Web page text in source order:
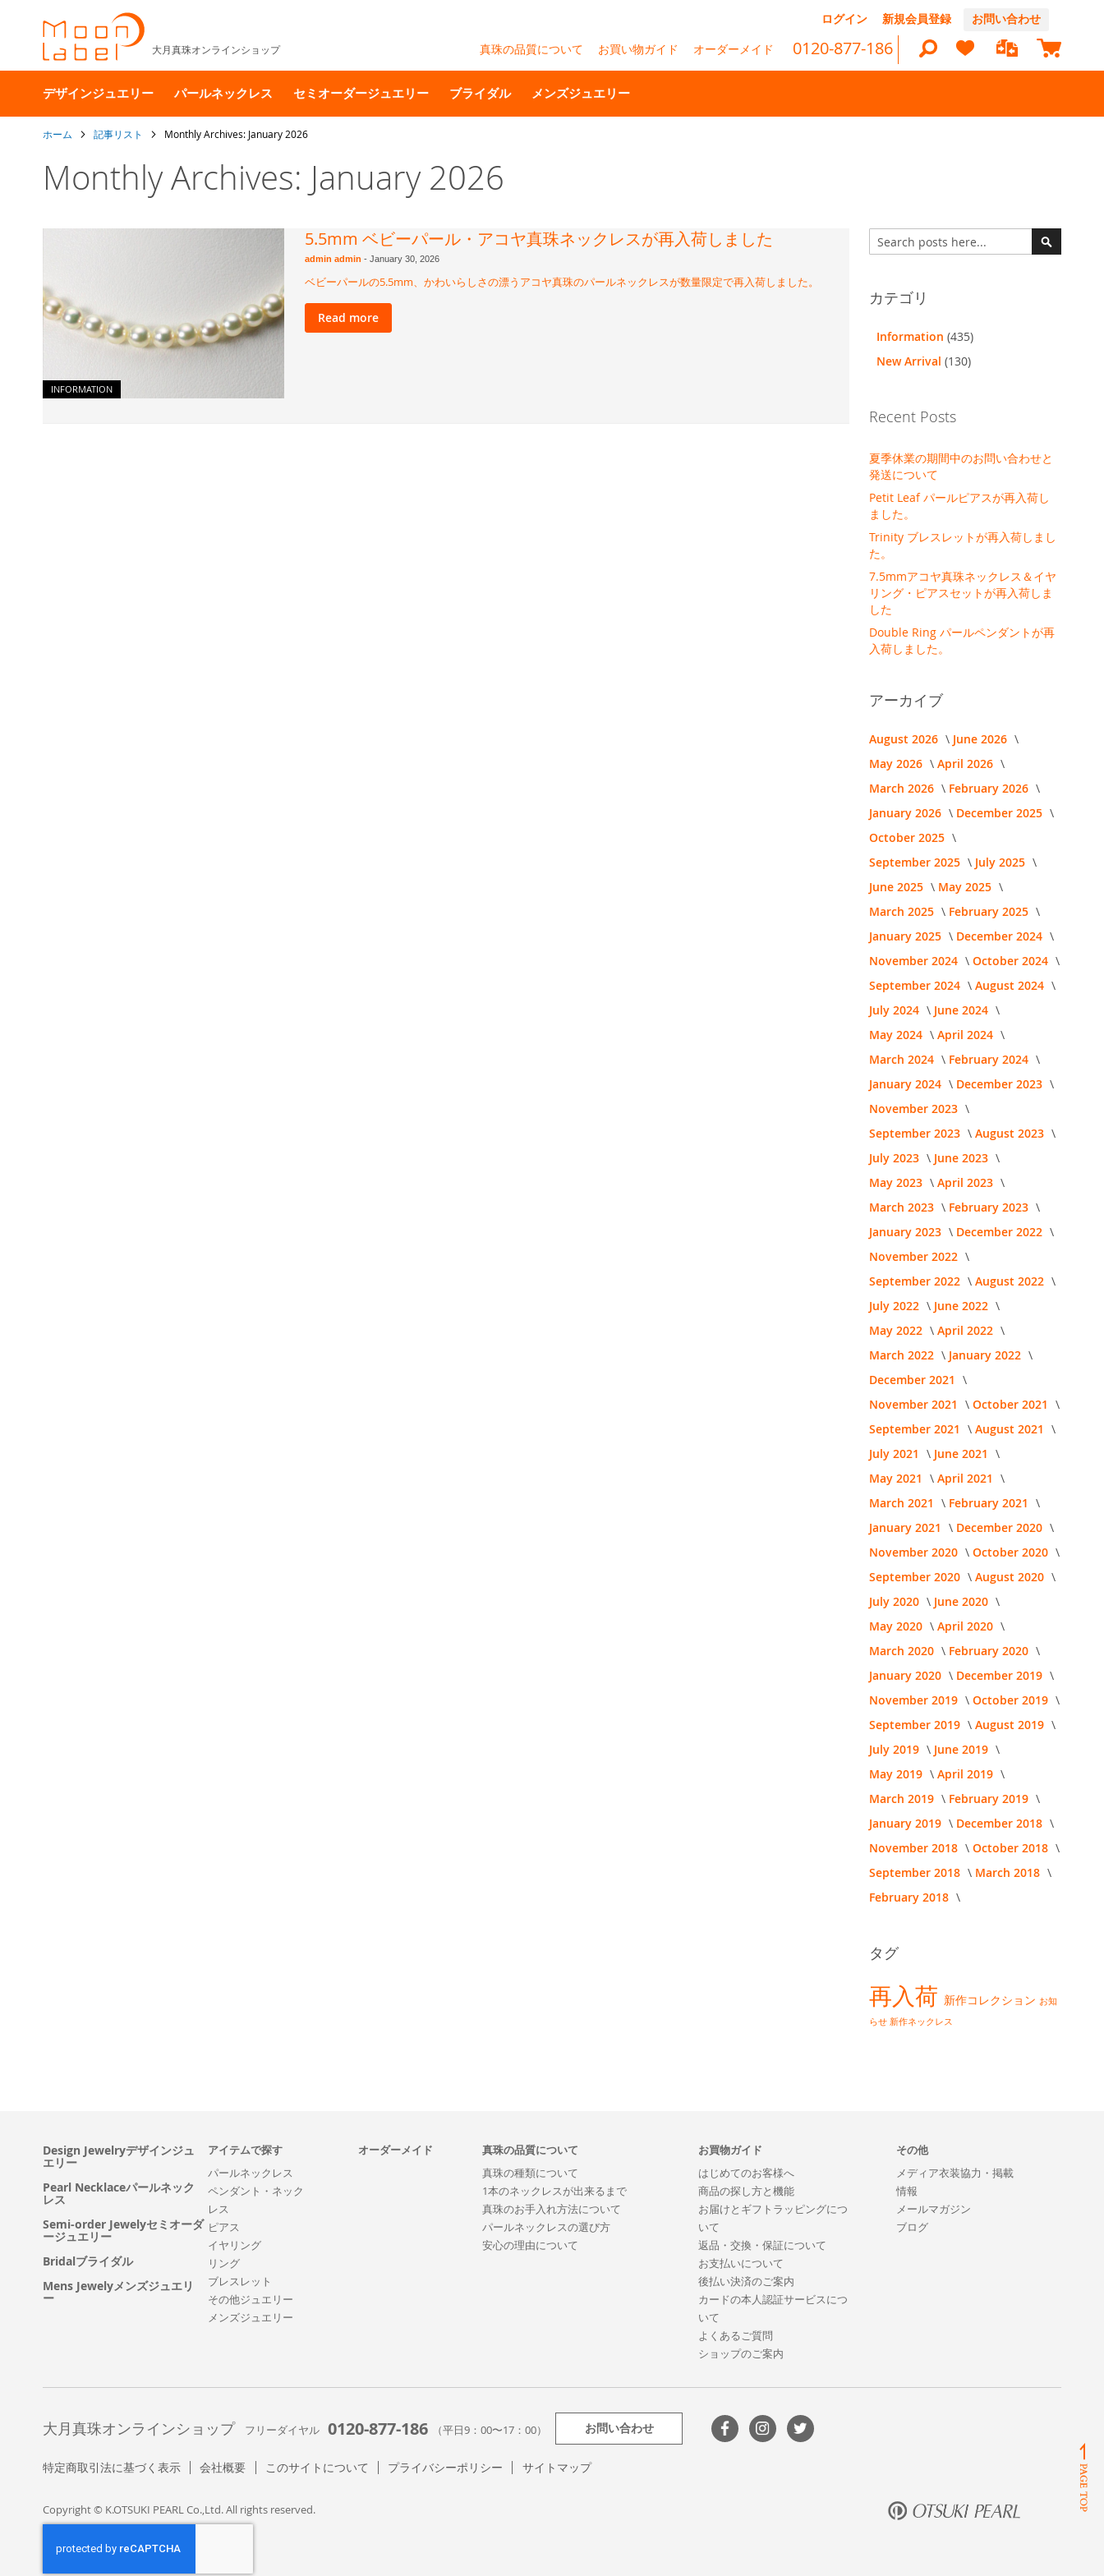
テ
ン
ツ
ログイン 新規会員登録 お問い合わせ
大月真珠オンラインショップ 真珠の品質について お買い物ガイド オーダーメイド 0120-877-186 マイカ
デザインジュエリー パールネックレス セミオーダージュエリー ブライダル メンズジュエリー
ホーム 記事リスト Monthly Archives: January 2026
Monthly Archives: January 2026
INFORMATION
5.5mm ベビーパール・アコヤ真珠ネックレスが再入荷しました
admin admin- January 30, 2026
ベビーパールの5.5mm、かわいらしさの漂うアコヤ真珠のパールネックレスが数量限定で再入荷しました。
Read more
検
索
カテゴリ
Information(435)
New Arrival(130)
Recent Posts
夏季休業の期間中のお問い合わせと
発送について
Petit Leaf パールピアスが再入荷し
ました。
Trinity ブレスレットが再入荷しまし
た。
7.5mmアコヤ真珠ネックレス＆イヤ
リング・ピアスセットが再入荷しま
した
Double Ring パールペンダントが再
入荷しました。
アーカイブ
August 2026
June 2026
May 2026
April 2026
March 2026
February 2026
January 2026
December 2025
October 2025
September 2025
July 2025
June 2025
May 2025
March 2025
February 2025
January 2025
December 2024
November 2024
October 2024
September 2024
August 2024
July 2024
June 2024
May 2024
April 2024
March 2024
February 2024
January 2024
December 2023
November 2023
September 2023
August 2023
July 2023
June 2023
May 2023
April 2023
March 2023
February 2023
January 2023
December 2022
November 2022
September 2022
August 2022
July 2022
June 2022
May 2022
April 2022
March 2022
January 2022
December 2021
November 2021
October 2021
September 2021
August 2021
July 2021
June 2021
May 2021
April 2021
March 2021
February 2021
January 2021
December 2020
November 2020
October 2020
September 2020
August 2020
July 2020
June 2020
May 2020
April 2020
March 2020
February 2020
January 2020
December 2019
November 2019
October 2019
September 2019
August 2019
July 2019
June 2019
May 2019
April 2019
March 2019
February 2019
January 2019
December 2018
November 2018
October 2018
September 2018
March 2018
February 2018
タグ
再入荷新作コレクション お知
らせ新作ネックレス
Design Jewelryデザインジュ
エリー
Pearl Necklaceパールネック
レス
Semi-order Jewelyセミオーダ
ージュエリー
Bridalブライダル
Mens Jewelyメンズジュエリ
ー
アイテムで探す
パールネックレス
ペンダント・ネック
レス
ピアス
イヤリング
リング
ブレスレット
その他ジュエリー
メンズジュエリー
オーダーメイド
真珠の品質について
真珠の種類について
1本のネックレスが出来るまで
真珠のお手入れ方法について
パールネックレスの選び方
安心の理由について
お買物ガイド
はじめてのお客様へ
商品の探し方と機能
お届けとギフトラッピングにつ
いて
返品・交換・保証について
お支払いについて
後払い決済のご案内
カードの本人認証サービスにつ
いて
よくあるご質問
ショップのご案内
その他
メディア衣装協力・掲載
情報
メールマガジン
ブログ
大月真珠オンラインショップ フリーダイヤル 0120-877-186 （平日9：00〜17：00） お問い合わせ
特定商取引法に基づく表示 会社概要 このサイトについて プライバシーポリシー サイトマップ
Copyright © K.OTSUKI PEARL Co.,Ltd. All rights reserved.